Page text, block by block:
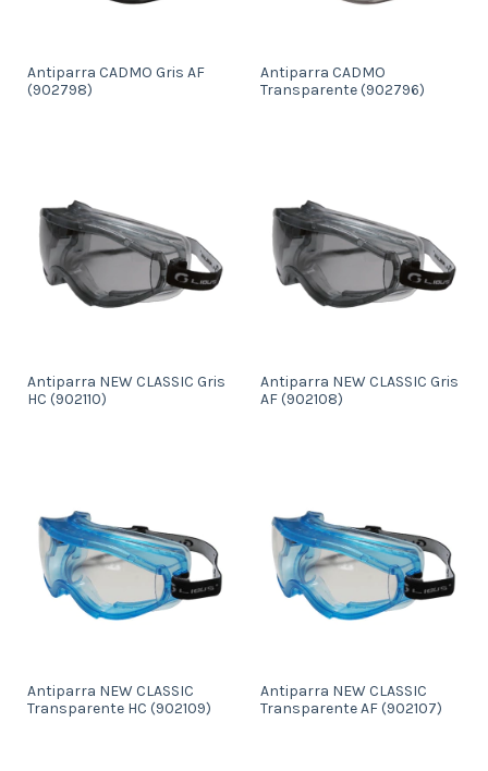
Antiparra CADMO Gris AF
(902798)
Antiparra CADMO
Transparente (902796)
Antiparra NEW CLASSIC Gris
HC (902110)
Antiparra NEW CLASSIC Gris
AF (902108)
Antiparra NEW CLASSIC
Transparente HC (902109)
Antiparra NEW CLASSIC
Transparente AF (902107)